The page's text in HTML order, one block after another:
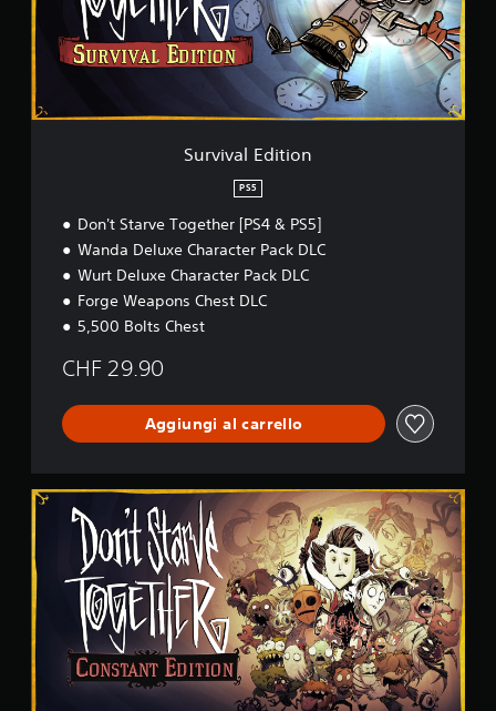
a
l
E
d
t
i
Survival Edition
PS5
Don't Starve Together [PS4 & PS5]
Wanda Deluxe Character Pack DLC
Wurt Deluxe Character Pack DLC
Forge Weapons Chest DLC
5,500 Bolts Chest
CHF 29.90
Aggiungi al carrello
C
o
n
s
t
a
n
t
E
d
i